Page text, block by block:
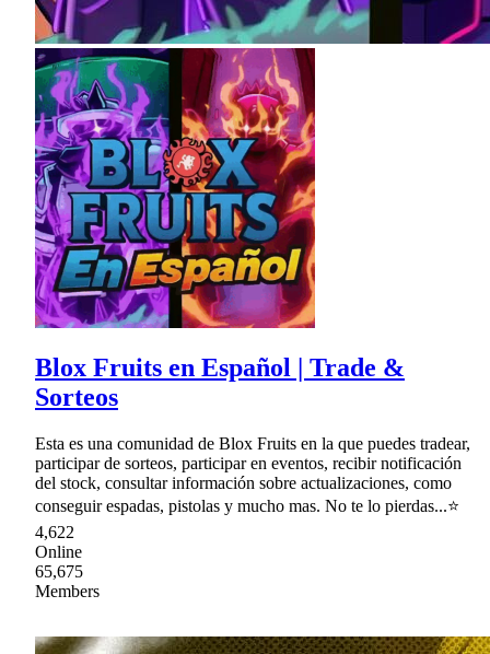
Blox Fruits en Español | Trade &
Sorteos
Esta es una comunidad de Blox Fruits en la que puedes tradear,
participar de sorteos, participar en eventos, recibir notificación
del stock, consultar información sobre actualizaciones, como
conseguir espadas, pistolas y mucho mas. No te lo pierdas...⭐
4,622
Online
65,675
Members